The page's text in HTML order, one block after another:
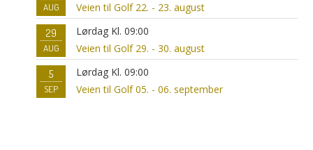
AUG
Veien til Golf 22. - 23. august
29
AUG
Lørdag Kl. 09:00
Veien til Golf 29. - 30. august
5
SEP
Lørdag Kl. 09:00
Veien til Golf 05. - 06. september